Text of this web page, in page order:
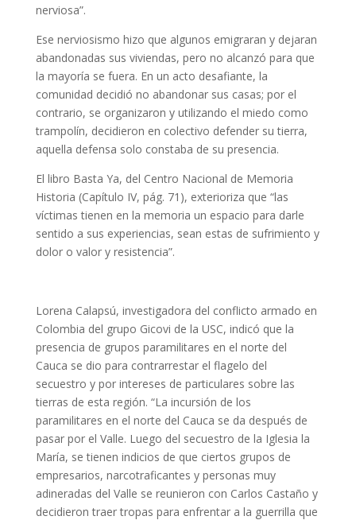
nerviosa”.
Ese nerviosismo hizo que algunos emigraran y dejaran
abandonadas sus viviendas, pero no alcanzó para que
la mayoría se fuera. En un acto desafiante, la
comunidad decidió no abandonar sus casas; por el
contrario, se organizaron y utilizando el miedo como
trampolín, decidieron en colectivo defender su tierra,
aquella defensa solo constaba de su presencia.
El libro Basta Ya, del Centro Nacional de Memoria
Historia (Capítulo IV, pág. 71), exterioriza que “las
víctimas tienen en la memoria un espacio para darle
sentido a sus experiencias, sean estas de sufrimiento y
dolor o valor y resistencia”.
Lorena Calapsú, investigadora del conflicto armado en
Colombia del grupo Gicovi de la USC, indicó que la
presencia de grupos paramilitares en el norte del
Cauca se dio para contrarrestar el flagelo del
secuestro y por intereses de particulares sobre las
tierras de esta región. “La incursión de los
paramilitares en el norte del Cauca se da después de
pasar por el Valle. Luego del secuestro de la Iglesia la
María, se tienen indicios de que ciertos grupos de
empresarios, narcotraficantes y personas muy
adineradas del Valle se reunieron con Carlos Castaño y
decidieron traer tropas para enfrentar a la guerrilla que